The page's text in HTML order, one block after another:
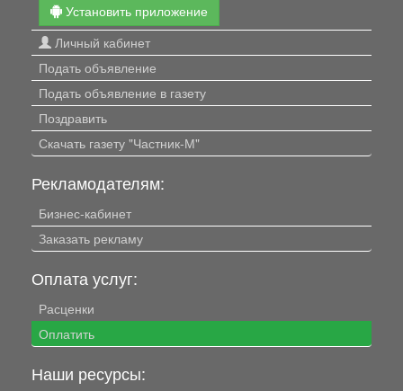
Установить приложение
Личный кабинет
Подать объявление
Подать объявление в газету
Поздравить
Скачать газету "Частник-М"
Рекламодателям:
Бизнес-кабинет
Заказать рекламу
Оплата услуг:
Расценки
Оплатить
Наши ресурсы: